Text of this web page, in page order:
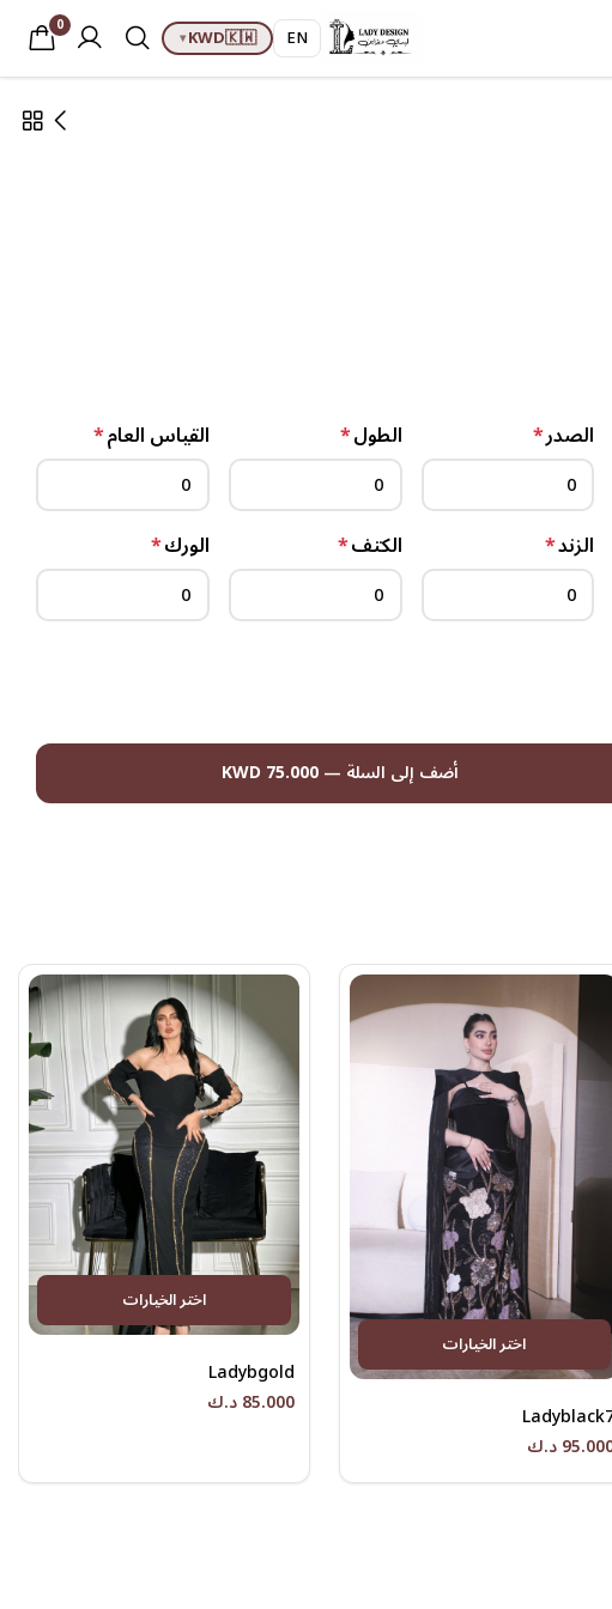
EN
🇰🇼
KWD
▾
0
الصدر* الطول* القياس العام*
الزند* الكتف* الورك*
أضف إلى السلة —
75.000 KWD
اختر الخيارات
د.ك
اختر الخيارات
Ladybgold
85.000 د.ك